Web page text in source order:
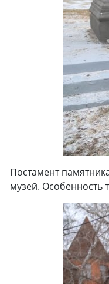
Постамент
музей. Особенность